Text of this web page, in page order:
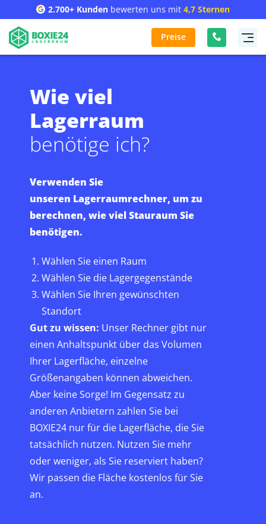
2.700+ Kunden bewerten uns mit 4,7 Sternen
Preise
Wie viel
Lagerraum
benötige ich?
Verwenden Sie
unseren Lagerraumrechner, um zu
berechnen, wie viel Stauraum Sie
benötigen.
Wählen Sie einen Raum
Wählen Sie die Lagergegenstände
Wählen Sie Ihren gewünschten
Standort
Gut zu wissen: Unser Rechner gibt nur
einen Anhaltspunkt über das Volumen
Ihrer Lagerfläche, einzelne
Größenangaben können abweichen.
Aber keine Sorge! Im Gegensatz zu
anderen Anbietern zahlen Sie bei
BOXIE24 nur für die Lagerfläche, die Sie
tatsächlich nutzen. Nutzen Sie mehr
oder weniger, als Sie reserviert haben?
Wir passen die Fläche kostenlos für Sie
an.